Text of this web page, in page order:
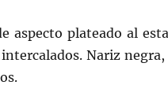
aspecto plateado al
Nariz